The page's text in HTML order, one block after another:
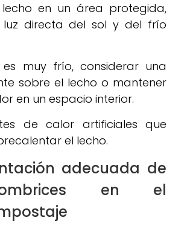
en un área protegida,
directa del sol y del frío
muy frío, considerar una
sobre el lecho o mantener
en un espacio interior.
de calor artificiales que
el lecho.
adecuada de
en el